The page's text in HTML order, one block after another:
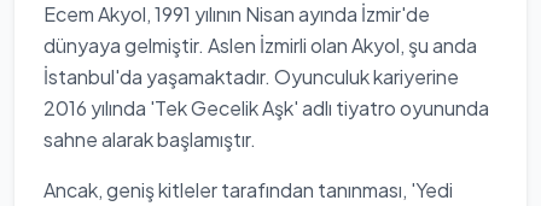
Ecem Akyol, 1991 yılının Nisan ayında İzmir'de
dünyaya gelmiştir. Aslen İzmirli olan Akyol, şu anda
İstanbul'da yaşamaktadır. Oyunculuk kariyerine
2016 yılında 'Tek Gecelik Aşk' adlı tiyatro oyununda
sahne alarak başlamıştır.
Ancak, geniş kitleler tarafından tanınması, 'Yedi